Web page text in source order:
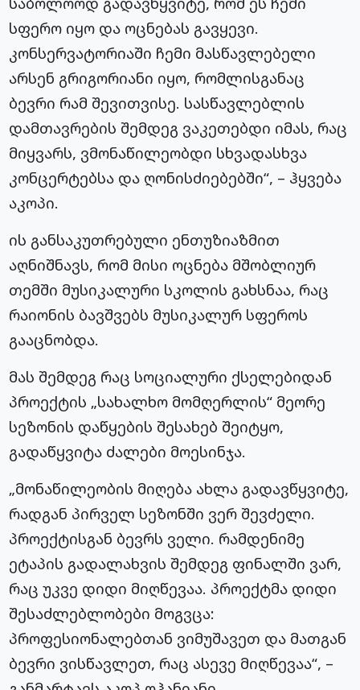
სფერო იყო და ოცნებას გავყევი.
კონსერვატორიაში ჩემი მასწავლებელი
არსენ გრიგორიანი იყო, რომლისგანაც
ბევრი რამ შევითვისე. სასწავლებლის
დამთავრების შემდეგ ვაკეთებდი იმას, რაც
მიყვარს, ვმონაწილეობდი სხვადასხვა
კონცერტებსა და ღონისძიებებში“, – ჰყვება
აკოპი.
ის განსაკუთრებული ენთუზიაზმით
აღნიშნავს, რომ მისი ოცნება მშობლიურ
თემში მუსიკალური სკოლის გახსნაა, რაც
რაიონის ბავშვებს მუსიკალურ სფეროს
გააცნობდა.
მას შემდეგ რაც სოციალური ქსელებიდან
პროექტის „სახალხო მომღერლის“ მეორე
სეზონის დაწყების შესახებ შეიტყო,
გადაწყვიტა ძალები მოესინჯა.
„მონაწილეობის მიღება ახლა გადავწყვიტე,
რადგან პირველ სეზონში ვერ შევძელი.
პროექტისგან ბევრს ველი. რამდენიმე
ეტაპის გადალახვის შემდეგ ფინალში ვარ,
რაც უკვე დიდი მიღწევაა. პროექტმა დიდი
შესაძლებლობები მოგვცა:
პროფესიონალებთან ვიმუშავეთ და მათგან
ბევრი ვისწავლეთ, რაც ასევე მიღწევაა“, –